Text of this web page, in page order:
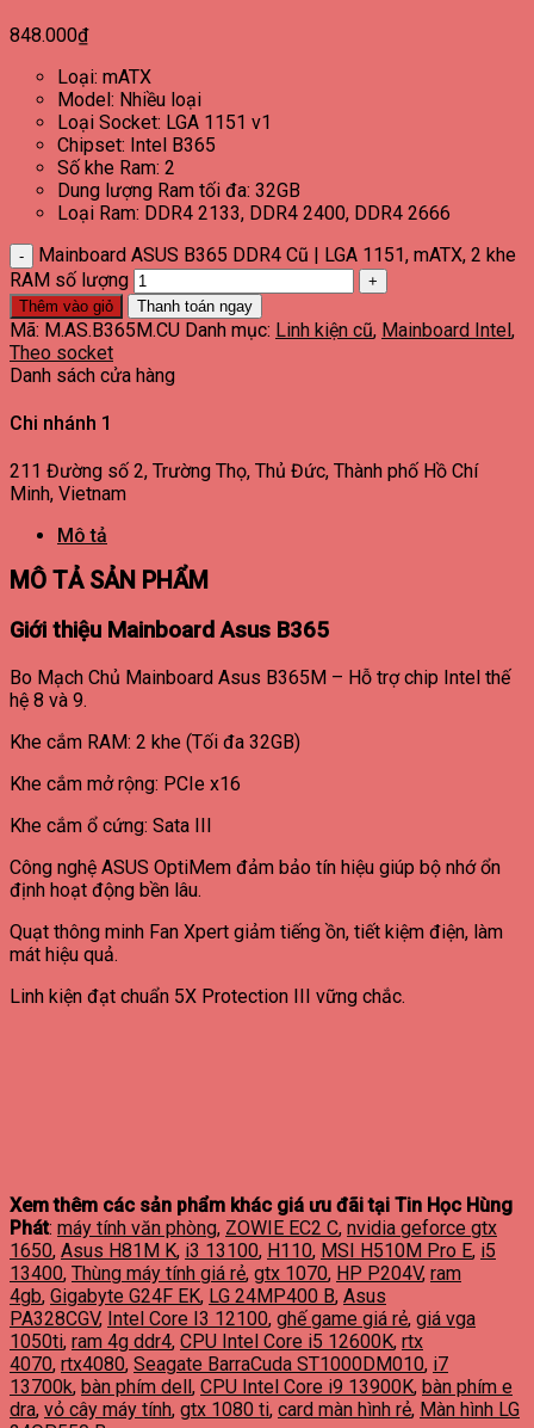
848.000₫
Loại: mATX
Model: Nhiều loại
Loại Socket: LGA 1151 v1
Chipset: Intel B365
Số khe Ram: 2
Dung lượng Ram tối đa: 32GB
Loại Ram: DDR4 2133, DDR4 2400, DDR4 2666
Mainboard ASUS B365 DDR4 Cũ | LGA 1151, mATX, 2 khe
RAM số lượng
Thêm vào giỏ Thanh toán ngay
Mã: M.AS.B365M.CU Danh mục: Linh kiện cũ, Mainboard Intel,
Theo socket
Danh sách cửa hàng
Chi nhánh 1
211 Đường số 2, Trường Thọ, Thủ Đức, Thành phố Hồ Chí
Minh, Vietnam
Mô tả
MÔ TẢ SẢN PHẨM
Giới thiệu Mainboard Asus B365
Bo Mạch Chủ Mainboard Asus B365M – Hỗ trợ chip Intel thế
hệ 8 và 9.
Khe cắm RAM: 2 khe (Tối đa 32GB)
Khe cắm mở rộng: PCIe x16
Khe cắm ổ cứng: Sata III
Công nghệ ASUS OptiMem đảm bảo tín hiệu giúp bộ nhớ ổn
định hoạt động bền lâu.
Quạt thông minh Fan Xpert giảm tiếng ồn, tiết kiệm điện, làm
mát hiệu quả.
Linh kiện đạt chuẩn 5X Protection III vững chắc.
Xem thêm các sản phẩm khác giá ưu đãi tại Tin Học Hùng
Phát: máy tính văn phòng, ZOWIE EC2 C, nvidia geforce gtx
1650, Asus H81M K, i3 13100, H110, MSI H510M Pro E, i5
13400, Thùng máy tính giá rẻ, gtx 1070, HP P204V, ram
4gb, Gigabyte G24F EK, LG 24MP400 B, Asus
PA328CGV, Intel Core I3 12100, ghế game giá rẻ, giá vga
1050ti, ram 4g ddr4, CPU Intel Core i5 12600K, rtx
4070, rtx4080, Seagate BarraCuda ST1000DM010, i7
13700k, bàn phím dell, CPU Intel Core i9 13900K, bàn phím e
dra, vỏ cây máy tính, gtx 1080 ti, card màn hình rẻ, Màn hình LG